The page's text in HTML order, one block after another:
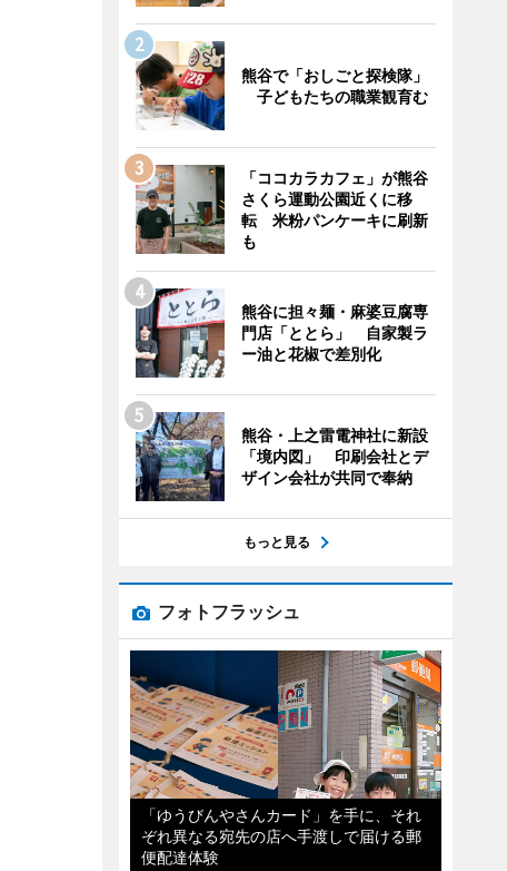
熊谷で「おしごと探検隊」
子どもたちの職業観育む
「ココカラカフェ」が熊谷
さくら運動公園近くに移
転 米粉パンケーキに刷新
も
熊谷に担々麺・麻婆豆腐専
門店「ととら」 自家製ラ
ー油と花椒で差別化
熊谷・上之雷電神社に新設
「境内図」 印刷会社とデ
ザイン会社が共同で奉納
もっと見る
フォトフラッシュ
「ゆうびんやさんカード」を手に、それ
ぞれ異なる宛先の店へ手渡しで届ける郵
便配達体験